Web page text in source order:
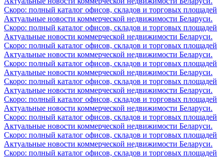
Скоро: полный каталог офисов, складов и торговых площадей
Актуальные новости коммерческой недвижимости Беларуси.
Скоро: полный каталог офисов, складов и торговых площадей
Актуальные новости коммерческой недвижимости Беларуси.
Скоро: полный каталог офисов, складов и торговых площадей
Актуальные новости коммерческой недвижимости Беларуси.
Скоро: полный каталог офисов, складов и торговых площадей
Актуальные новости коммерческой недвижимости Беларуси.
Скоро: полный каталог офисов, складов и торговых площадей
Актуальные новости коммерческой недвижимости Беларуси.
Скоро: полный каталог офисов, складов и торговых площадей
Актуальные новости коммерческой недвижимости Беларуси.
Скоро: полный каталог офисов, складов и торговых площадей
Актуальные новости коммерческой недвижимости Беларуси.
Скоро: полный каталог офисов, складов и торговых площадей
Актуальные новости коммерческой недвижимости Беларуси.
Скоро: полный каталог офисов, складов и торговых площадей